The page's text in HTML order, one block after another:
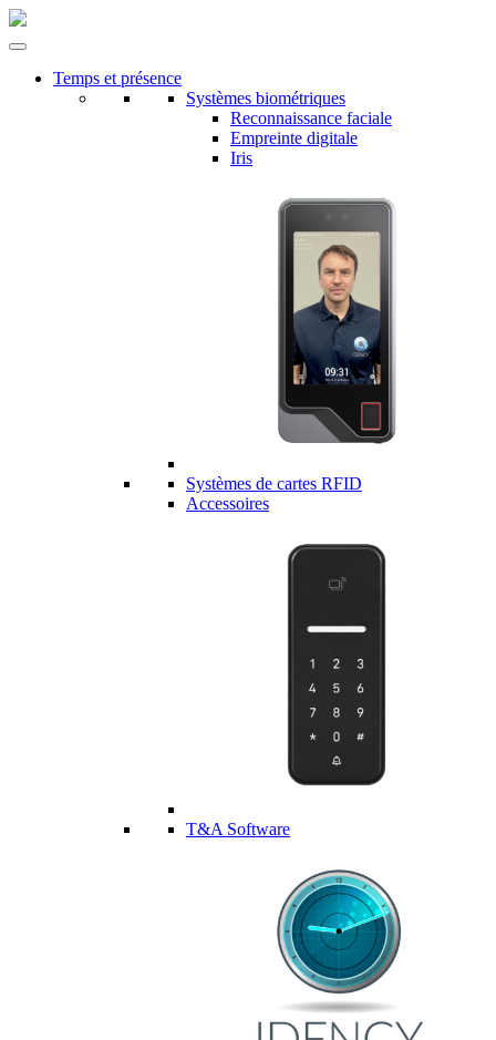
Temps et présence
Systèmes biométriques
Reconnaissance faciale
Empreinte digitale
Iris
Systèmes de cartes RFID
Accessoires
T&A Software